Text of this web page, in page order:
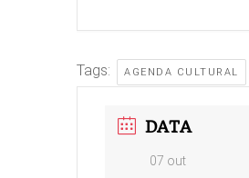
Tags: AGENDA CULTURAL
DATA
07 out